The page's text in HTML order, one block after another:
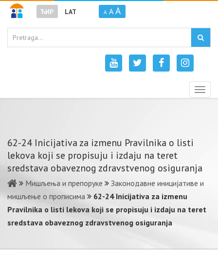
ЋИР LAT A A A
62-24 Inicijativa za izmenu Pravilnika o listi
lekova koji se propisuju i izdaju na teret
sredstava obaveznog zdravstvenog osiguranja
Мишљења и препоруке
Законодавне иницијативе и
мишљење о прописима
62-24 Inicijativa za izmenu
Pravilnika o listi lekova koji se propisuju i izdaju na teret
sredstava obaveznog zdravstvenog osiguranja